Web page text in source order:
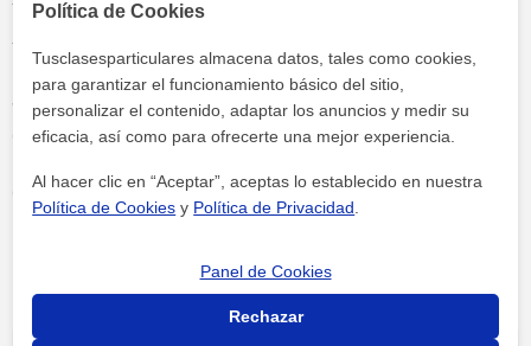
puede ser una gran idea
Es una de las cosas más típicas, ser profesor particular en
verano. Entre todos los trabajos de verano para estudiantes, dar
clases particulares es uno de los trabajos más cómodos y mejor
es posibles que trabajando solo un par de horas todas las tarde
entre semana te ganes hasta 100 euros a la semana. No es algo
Política de Cookies
Tusclasesparticulares almacena datos, tales como cookies,
para garantizar el funcionamiento básico del sitio,
personalizar el contenido, adaptar los anuncios y medir su
eficacia, así como para ofrecerte una mejor experiencia.
Al hacer clic en “Aceptar”, aceptas lo establecido en nuestra
Política de Cookies y Política de Privacidad
Panel de Cookies
Rechazar